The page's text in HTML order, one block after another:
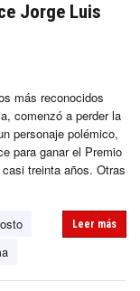
Jorge Luis
más reconocidos
comenzó a perder la
personaje polémico,
para ganar el Premio
treinta años. Otras
Leer más